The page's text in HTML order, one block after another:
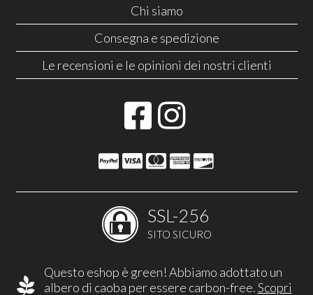
Chi siamo
Consegna e spedizione
Le recensioni e le opinioni dei nostri clienti
SSL-256
SITO SICURO
Questo eshop è green! Abbiamo adottato un
albero di caoba per essere carbon-free.Scopri